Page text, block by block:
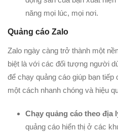
năng mọi lúc, mọi nơi.
Quảng cáo Zalo
Zalo ngày càng trở thành một
biệt là với các đối tượng người
để chạy quảng cáo giúp bạn
một cách nhanh chóng và hiệu
Chạy quảng cáo theo địa
quảng cáo hiển thị ở các